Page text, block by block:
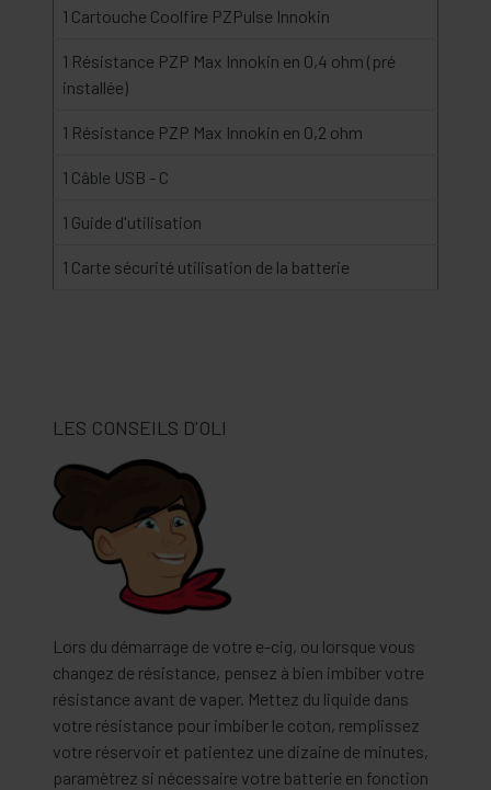
1 Cartouche Coolfire PZPulse Innokin
1 Résistance PZP Max Innokin en 0,4 ohm (pré
installée)
1 Résistance PZP Max Innokin en 0,2 ohm
1 Câble USB - C
1 Guide d'utilisation
1 Carte sécurité utilisation de la batterie
LES CONSEILS D'OLI
Lors du démarrage de votre e-cig, ou lorsque vous
changez de résistance, pensez à bien imbiber votre
résistance avant de vaper. Mettez du liquide dans
votre résistance pour imbiber le coton, remplissez
votre réservoir et patientez une dizaine de minutes,
paramètrez si nécessaire votre batterie en fonction